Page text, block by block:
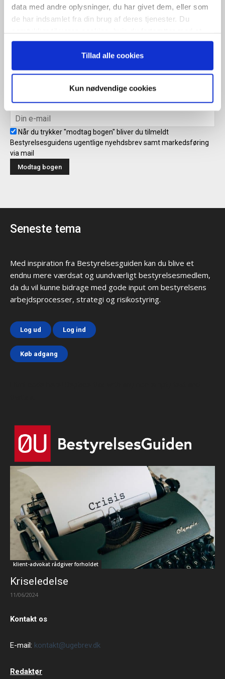
data med andre oplysninger, du har givet dem, eller som
de har indsamlet fra din brug af deres tjenester. Du
anvende vores hjemmeside.
Tillad alle cookies
Kun nødvendige cookies
ugentlige nyhedsbrev samt markedsføring via mail.
Tilmeld
Modtag bogen direkte i din
mailboks
Når du trykker "modtag bogen" bliver du tilmeldt
Bestyrelsesguidens ugentlige nyehdsbrev samt markedsføring
via mail
Seneste tema
Med inspiration fra Bestyrelsesguiden kan du blive et
endnu mere værdsat og uundværligt bestyrelsesmedlem,
da du vil kunne bidrage med gode input om bestyrelsens
arbejdsprocesser, strategi og risikostyring.
Log ud Log ind
Køb adgang
klient-advokat rådgiver forholdet
Kriseledelse
11/06/2024
Kontakt os
E-mail: kontakt@ugebrev.dk
Redaktør